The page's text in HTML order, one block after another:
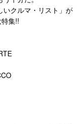
いクルマ・リスト」が
集!!